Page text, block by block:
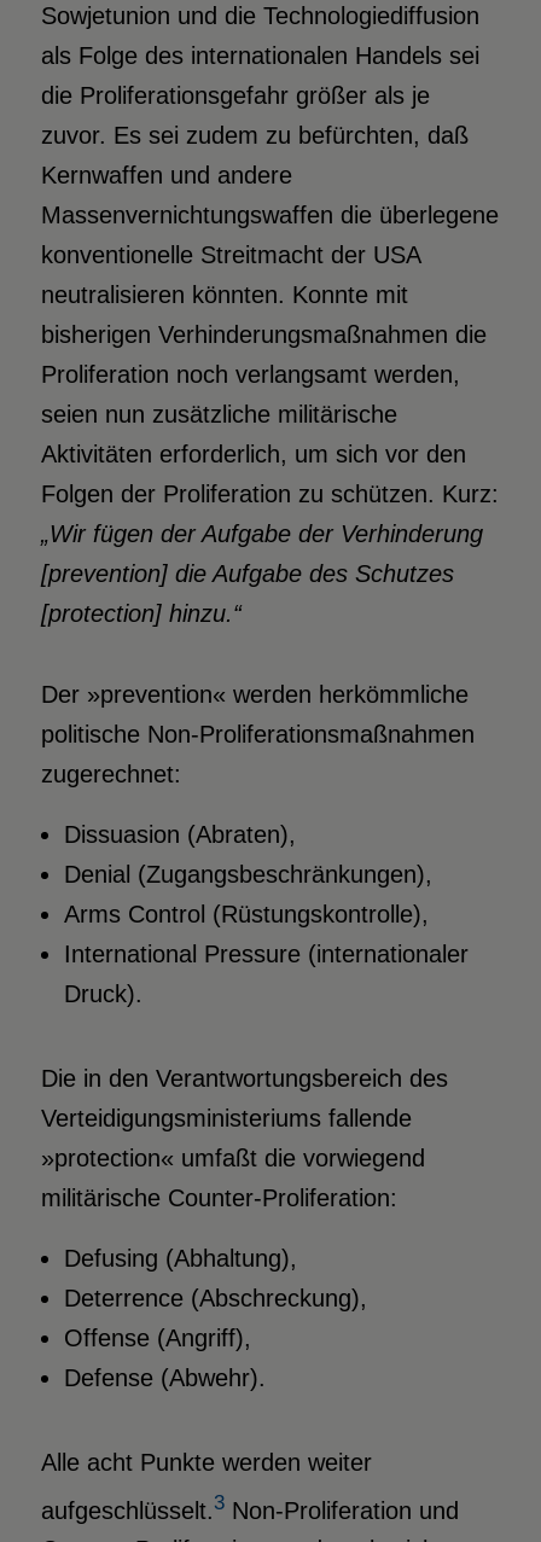
Sowjetunion und die Technologiediffusion
als Folge des internationalen Handels sei
die Proliferationsgefahr größer als je
zuvor. Es sei zudem zu befürchten, daß
Kernwaffen und andere
Massenvernichtungswaffen die überlegene
konventionelle Streitmacht der USA
neutralisieren könnten. Konnte mit
bisherigen Verhinderungsmaßnahmen die
Proliferation noch verlangsamt werden,
seien nun zusätzliche militärische
Aktivitäten erforderlich, um sich vor den
Folgen der Proliferation zu schützen. Kurz:
„Wir fügen der Aufgabe der Verhinderung
[prevention] die Aufgabe des Schutzes
[protection] hinzu.“
Der »prevention« werden herkömmliche
politische Non-Proliferationsmaßnahmen
zugerechnet:
Dissuasion (Abraten),
Denial (Zugangsbeschränkungen),
Arms Control (Rüstungskontrolle),
International Pressure (internationaler
Druck).
Die in den Verantwortungsbereich des
Verteidigungsministeriums fallende
»protection« umfaßt die vorwiegend
militärische Counter-Proliferation:
Defusing (Abhaltung),
Deterrence (Abschreckung),
Offense (Angriff),
Defense (Abwehr).
Alle acht Punkte werden weiter
aufgeschlüsselt. 3Non-Proliferation und